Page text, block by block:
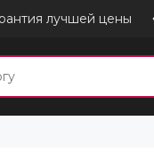
лучшей цены